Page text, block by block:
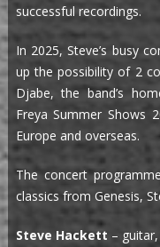
successful recordings.
In 2025, Steve’s busy
up the possibility of 2
Djabe, the band’s
Freya Summer Shows
Europe and overseas.
The concert
classics from Genesis,
Steve Hackett –